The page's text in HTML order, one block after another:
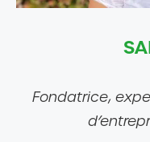
Fondatrice,